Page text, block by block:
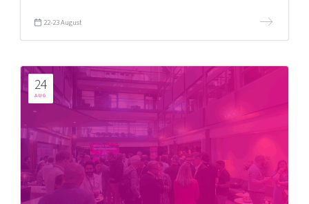
22-23 August
24
AUG